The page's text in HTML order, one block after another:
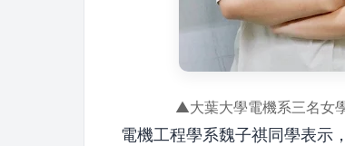
▲大葉大學電機系三名女
電機工程學系魏子祺同學表示